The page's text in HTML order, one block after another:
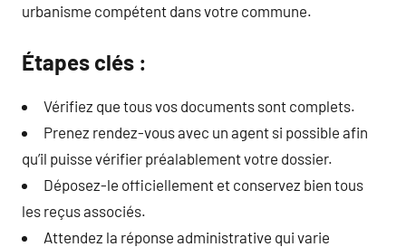
urbanisme compétent dans votre commune.
Étapes clés :
Vérifiez que tous vos documents sont complets.
Prenez rendez-vous avec un agent si possible afin
qu’il puisse vérifier préalablement votre dossier.
Déposez-le officiellement et conservez bien tous
les reçus associés.
Attendez la réponse administrative qui varie